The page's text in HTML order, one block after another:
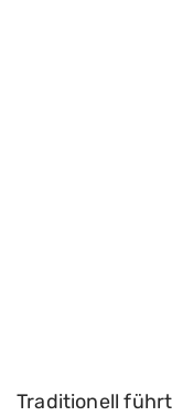
Traditionell